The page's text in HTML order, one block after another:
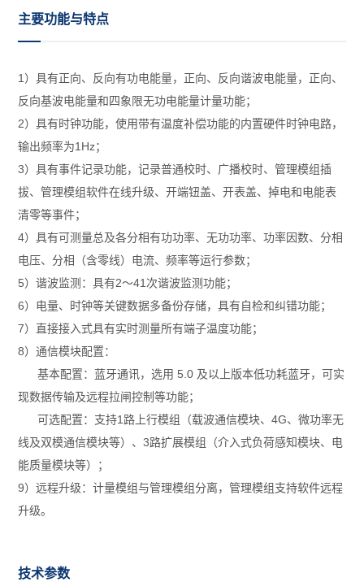
主要功能与特点
1）具有正向、反向有功电能量，正向、反向谐波电能量，正向、
反向基波电能量和四象限无功电能量计量功能；
2）具有时钟功能，使用带有温度补偿功能的内置硬件时钟电路，
输出频率为1Hz；
3）具有事件记录功能，记录普通校时、广播校时、管理模组插
拔、管理模组软件在线升级、开端钮盖、开表盖、掉电和电能表
清零等事件；
4）具有可测量总及各分相有功功率、无功功率、功率因数、分相
电压、分相（含零线）电流、频率等运行参数；
5）谐波监测：具有2～41次谐波监测功能；
6）电量、时钟等关键数据多备份存储，具有自检和纠错功能；
7）直接接入式具有实时测量所有端子温度功能；
8）通信模块配置：
基本配置：蓝牙通讯，选用 5.0 及以上版本低功耗蓝牙，可实
现数据传输及远程拉闸控制等功能；
可选配置：支持1路上行模组（载波通信模块、4G、微功率无
线及双模通信模块等）、3路扩展模组（介入式负荷感知模块、电
能质量模块等）；
9）远程升级：计量模组与管理模组分离，管理模组支持软件远程
升级。
技术参数